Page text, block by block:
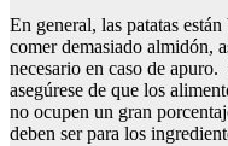
En general, las patatas
comer demasiado almidón,
necesario en caso de apuro.
asegúrese de que los
no ocupen un gran
deben ser para los